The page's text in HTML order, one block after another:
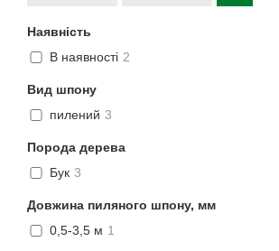
Наявність
В наявності 2
Вид шпону
пилений 3
Порода дерева
Бук 3
Довжина пиляного шпону, мм
0,5-3,5 м 1